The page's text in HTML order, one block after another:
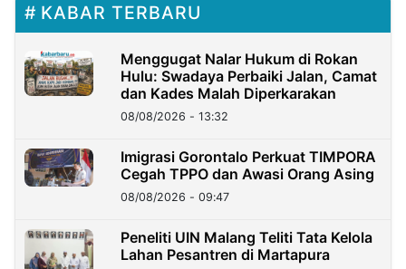
KABAR TERBARU
Menggugat Nalar Hukum di Rokan
Hulu: Swadaya Perbaiki Jalan, Camat
dan Kades Malah Diperkarakan
08/08/2026 - 13:32
Imigrasi Gorontalo Perkuat TIMPORA
Cegah TPPO dan Awasi Orang Asing
08/08/2026 - 09:47
Peneliti UIN Malang Teliti Tata Kelola
Lahan Pesantren di Martapura